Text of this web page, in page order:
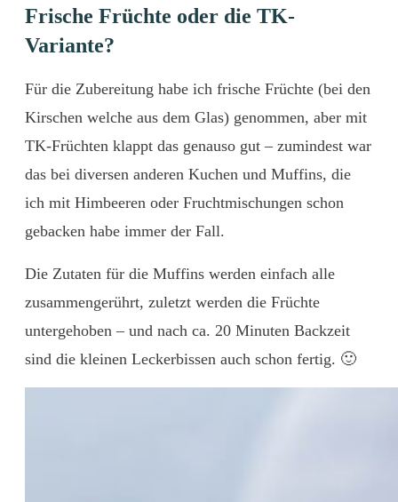
Frische Früchte oder die TK-
Variante?
Für die Zubereitung habe ich frische Früchte (bei den
Kirschen welche aus dem Glas) genommen, aber mit
TK-Früchten klappt das genauso gut – zumindest war
das bei diversen anderen Kuchen und Muffins, die
ich mit Himbeeren oder Fruchtmischungen schon
gebacken habe immer der Fall.
Die Zutaten für die Muffins werden einfach alle
zusammengerührt, zuletzt werden die Früchte
untergehoben – und nach ca. 20 Minuten Backzeit
sind die kleinen Leckerbissen auch schon fertig. 🙂